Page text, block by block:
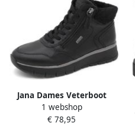
Jana Dames Veterboot
26268-001 Zwart Wijdte H
1 webshop
€ 78,95